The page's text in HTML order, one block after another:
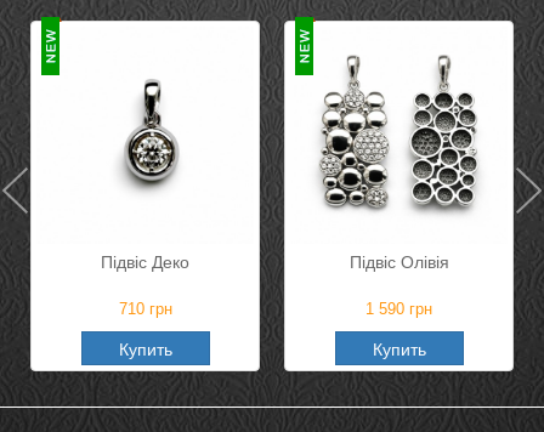
Підвіс Деко
710грн
Купить
Підвіс Олівія
1 590 грн
Купить